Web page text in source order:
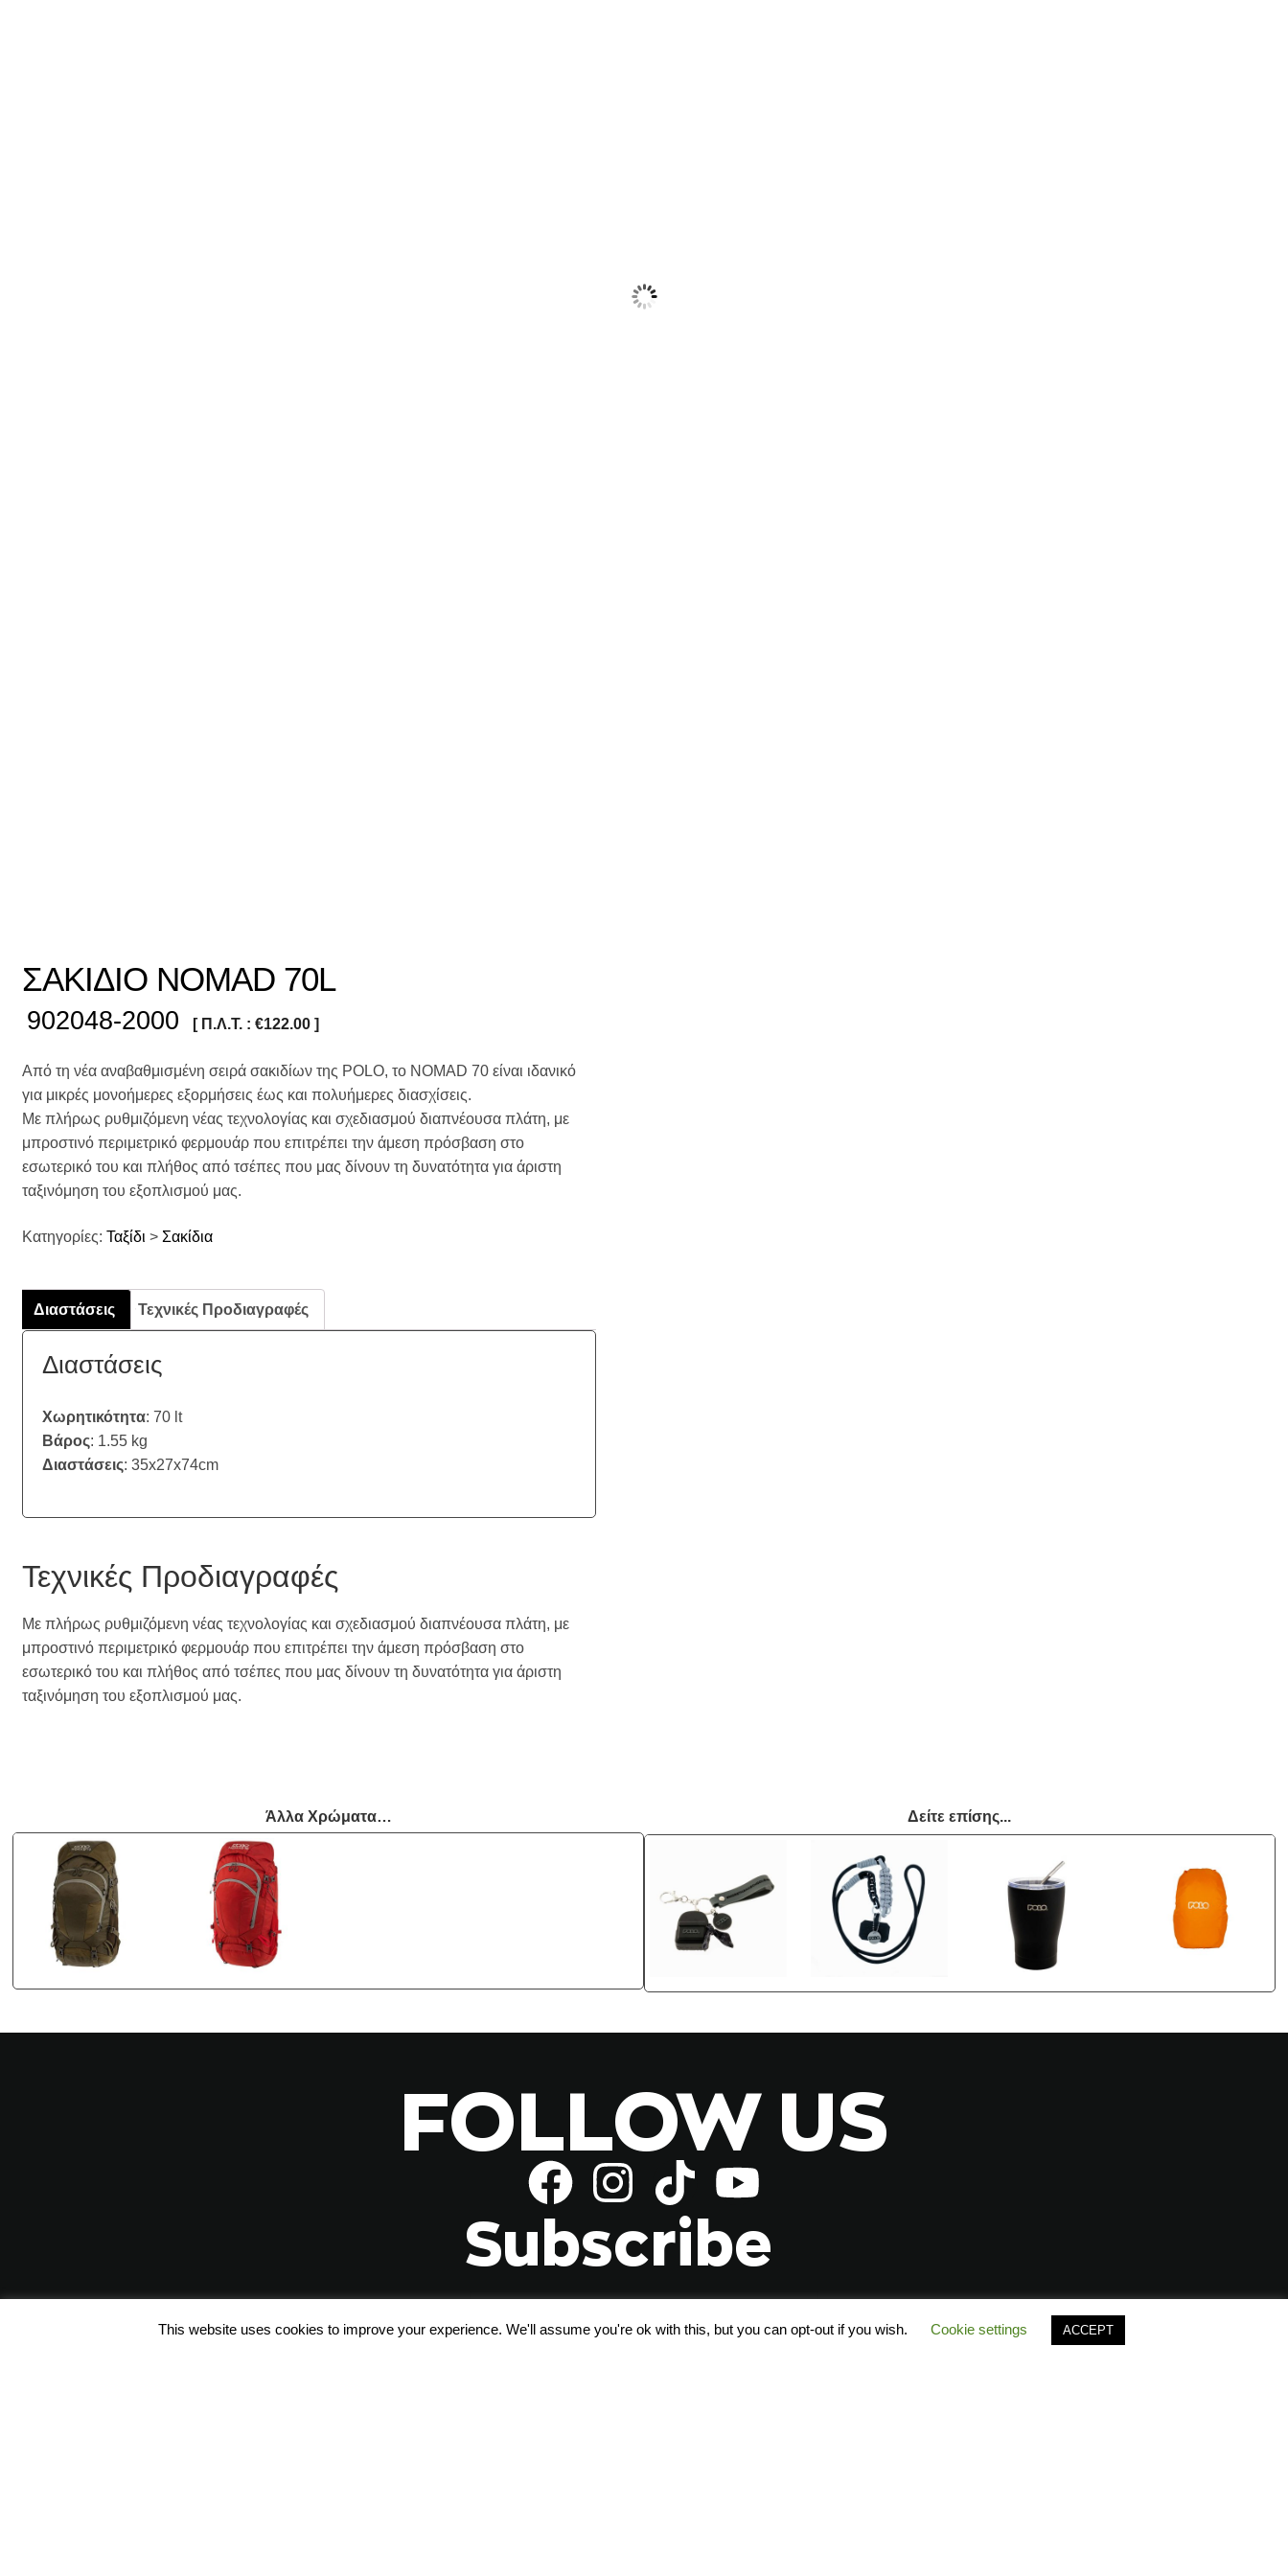
ΣΑΚΙΔΙΟ NOMAD 70L
902048-2000 [ Π.Λ.Τ. :€122.00 ]
Από τη νέα αναβαθμισμένη σειρά σακιδίων της POLO, το NOMAD 70 είναι ιδανικό
για μικρές μονοήμερες εξορμήσεις έως και πολυήμερες διασχίσεις.
Με πλήρως ρυθμιζόμενη νέας τεχνολογίας και σχεδιασμού διαπνέουσα πλάτη, με
μπροστινό περιμετρικό φερμουάρ που επιτρέπει την άμεση πρόσβαση στο
εσωτερικό του και πλήθος από τσέπες που μας δίνουν τη δυνατότητα για άριστη
ταξινόμηση του εξοπλισμού μας.
Κατηγορίες: Ταξίδι > Σακίδια
Διαστάσεις Τεχνικές Προδιαγραφές
Διαστάσεις
Χωρητικότητα: 70 lt
Βάρος: 1.55 kg
Διαστάσεις: 35x27x74cm
Τεχνικές Προδιαγραφές
Με πλήρως ρυθμιζόμενη νέας τεχνολογίας και σχεδιασμού διαπνέουσα πλάτη, με
μπροστινό περιμετρικό φερμουάρ που επιτρέπει την άμεση πρόσβαση στο
εσωτερικό του και πλήθος από τσέπες που μας δίνουν τη δυνατότητα για άριστη
ταξινόμηση του εξοπλισμού μας.
Άλλα Χρώματα… Δείτε επίσης...
FOLLOW US
Subscribe
This website uses cookies to improve your experience. We'll assume you're ok with this, but you can opt-out if you wish. Cookie settings ACCEPT